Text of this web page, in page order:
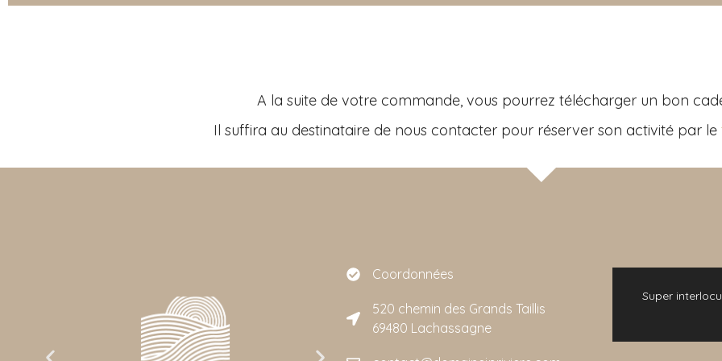
A la suite de votre commande, vous pourrez télécharger un bon
Il suffira au destinataire de nous contacter pour réserver son activité par le
Coordonnées
520 chemin des Grands Taillis
69480 Lachassagne
est remarquable et son rapport qualité/prix est
imbattable.
Super